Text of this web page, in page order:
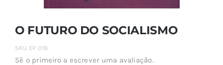
O FUTURO DO SOCIALISMO
SKU EP 018
Sê o primeiro a escrever uma avaliação.